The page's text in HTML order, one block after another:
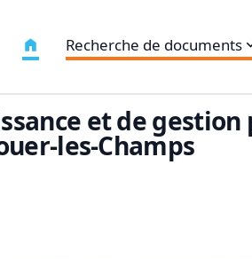
Recherche de documents
et de
les-Champs